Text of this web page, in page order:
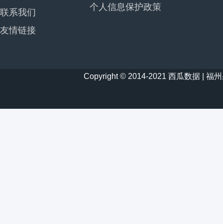
联系我们
友情链接
个人信息保护政策
Copyright © 2014-2021 西瓜数据 | 福